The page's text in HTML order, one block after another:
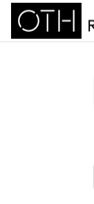
Zum Hauptinhalt